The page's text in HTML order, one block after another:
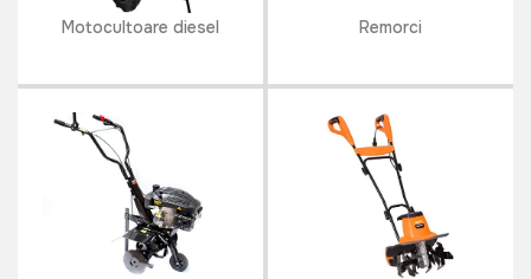
Motocultoare diesel Remorci